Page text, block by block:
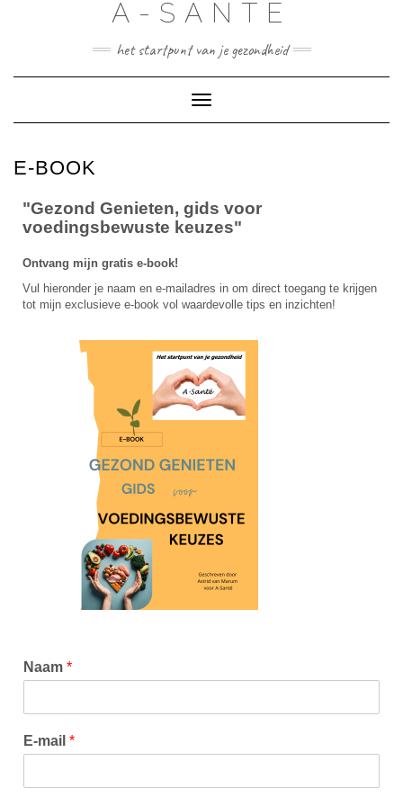
A-SANTÉ
het startpunt van je gezondheid
Toggle
navigatie
E-BOOK
"Gezond Genieten, gids voor
voedingsbewuste keuzes"
Ontvang mijn gratis e-book!
Vul hieronder je naam en e-mailadres in om direct toegang te krijgen
tot mijn exclusieve e-book vol waardevolle tips en inzichten!
Naam *
E-mail *